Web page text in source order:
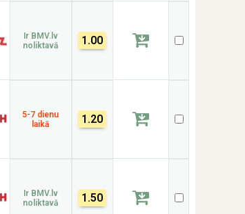
Ir BMV.lv
noliktavā
1.00
5-7 dienu
laikā
1.20
Ir BMV.lv
noliktavā
1.50